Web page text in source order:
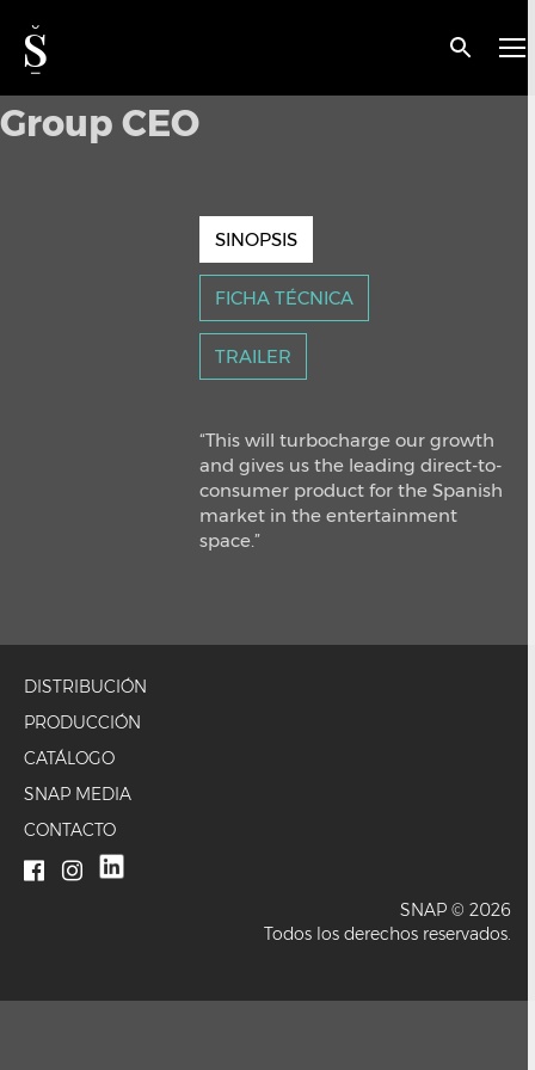
< VOLVER
Hemisphere Media
Group CEO
SINOPSIS
FICHA TÉCNICA
TRAILER
“This will turbocharge our growth
and gives us the leading direct-to-
consumer product for the Spanish
market in the entertainment
space.”
DISTRIBUCIÓN
PRODUCCIÓN
CATÁLOGO
SNAP MEDIA
CONTACTO
SNAP © 2026
Todos los derechos reservados.